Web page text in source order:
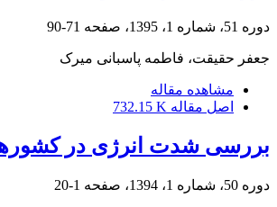
دوره 51، شماره 1، 1395، صفحه 71-90
جعفر حقیقت، فاطمه پاسبانی میرک
مشاهده مقاله
اصل مقاله 732.15 K
بررسی شدت انرژی در
دوره 50، شماره 1، 1394، صفحه 1-20